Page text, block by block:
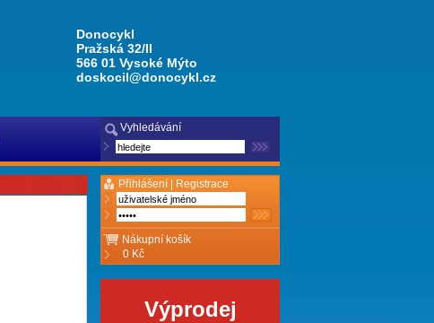
Donocykl
Pražská 32/II
566 01 Vysoké Mýto
doskocil@donocykl.cz
Vyhledávání
Přihlášení | Registrace
Nákupní košík
0 Kč
Výprodej